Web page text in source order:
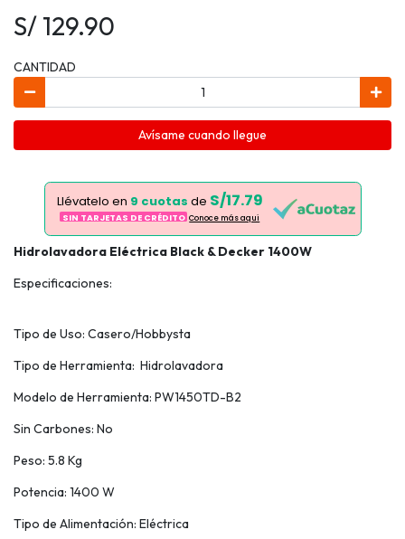
S/ 129.90
CANTIDAD
Avísame cuando llegue
Llévatelo en 9 cuotas de S/17.79
SIN TARJETAS DE CRÉDITO Conoce más aqui
Hidrolavadora Eléctrica Black & Decker 1400W
Especificaciones:
Tipo de Uso: Casero/Hobbysta
Tipo de Herramienta: Hidrolavadora
Modelo de Herramienta: PW1450TD-B2
Sin Carbones: No
Peso: 5.8 Kg
Potencia: 1400 W
Tipo de Alimentación: Eléctrica